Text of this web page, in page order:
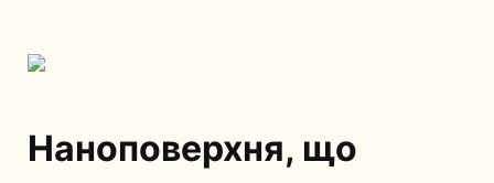
Наноповерхня, що